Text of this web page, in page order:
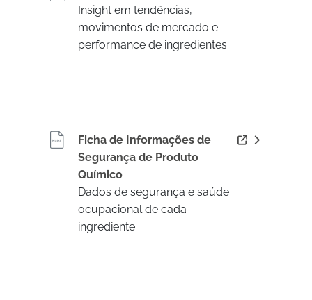
Insight em tendências,
movimentos de mercado e
performance de ingredientes
Ficha de Informações de
Segurança de Produto
Químico
Dados de segurança e saúde
ocupacional de cada
ingrediente